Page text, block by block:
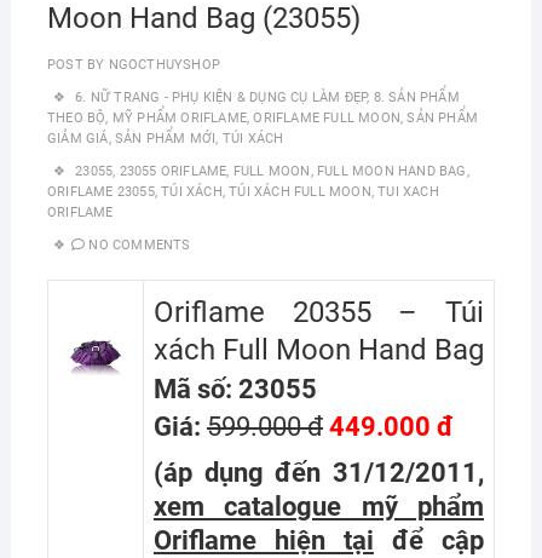
Moon Hand Bag (23055)
POST BY NGOCTHUYSHOP
6. NỮ TRANG - PHỤ KIỆN & DỤNG CỤ LÀM ĐẸP, 8. SẢN PHẨM
THEO BỘ, MỸ PHẨM ORIFLAME,ORIFLAME FULL MOON,SẢN PHẨM
GIẢM GIÁ, SẢN PHẨM MỚI, TÚI XÁCH
23055, 23055 ORIFLAME, FULL MOON, FULL MOON HAND BAG,
ORIFLAME 23055,TÚI XÁCH,TÚI XÁCH FULL MOON,TUI XACH
ORIFLAME
NO COMMENTS
Oriflame 20355 – Túi
xách Full Moon Hand Bag
Mã số: 23055
Giá: 599.000 đ449.000 đ
(áp dụng đến 31/12/2011,
xem catalogue mỹ phẩm
Oriflame hiện tại
để cập